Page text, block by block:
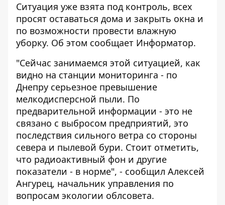
Ситуация уже взята под контроль, всех
просят оставаться дома и закрыть окна и
по возможности провести влажную
уборку. Об этом сообщает Информатор.
"Сейчас занимаемся этой ситуацией, как
видно на станции мониторинга - по
Днепру серьезное превышение
мелкодисперсной пыли. По
предварительной информации - это не
связано с выбросом предприятий, это
последствия сильного ветра со стороны
севера и пылевой бури. Стоит отметить,
что радиоактивный фон и другие
показатели - в норме", - сообщил Алексей
Ангурец, начальник управления по
вопросам экологии облсовета.